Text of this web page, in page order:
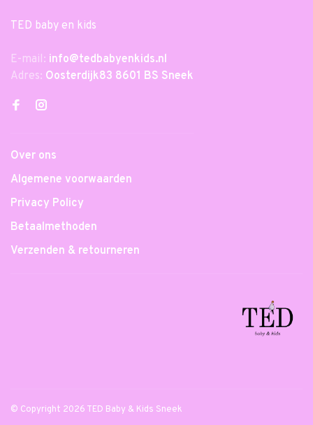
TED baby en kids
E-mail: info@tedbabyenkids.nl
Adres: Oosterdijk83 8601 BS Sneek
Over ons
Algemene voorwaarden
Privacy Policy
Betaalmethoden
Verzenden & retourneren
© Copyright 2026 TED Baby & Kids Sneek